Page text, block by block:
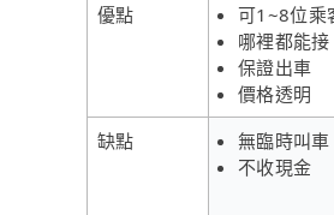
優點
可1~8位乘
哪裡都能接
保證出車
價格透明
缺點
無臨時叫車
不收現金